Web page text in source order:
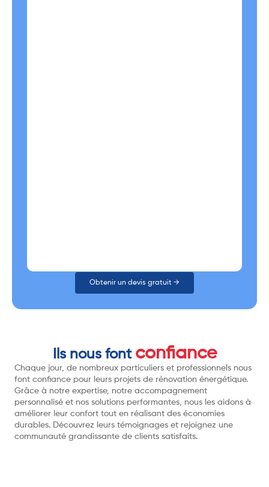
Obtenir un devis gratuit →
Ils nous font confiance
Chaque jour, de nombreux particuliers et professionnels nous
font confiance pour leurs projets de rénovation énergétique.
Grâce à notre expertise, notre accompagnement
personnalisé et nos solutions performantes, nous les aidons à
améliorer leur confort tout en réalisant des économies
durables. Découvrez leurs témoignages et rejoignez une
communauté grandissante de clients satisfaits.